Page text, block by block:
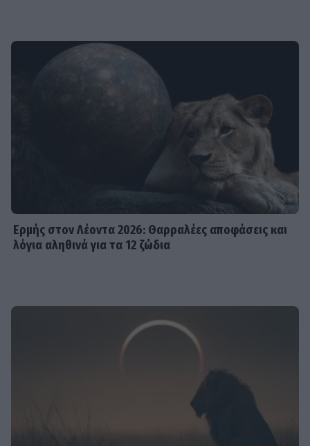
Ερμής στον Λέοντα 2026: Θαρραλέες αποφάσεις και
λόγια αληθινά για τα 12 ζώδια